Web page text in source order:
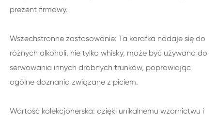
prezent firmowy.
Wszechstronne zastosowanie: Ta karafka nadaje się do
różnych alkoholi, nie tylko whisky, może być używana do
serwowania innych drobnych trunków, poprawiając
ogólne doznania związane z piciem.
Wartość kolekcjonerska: dzięki unikalnemu wzornictwu i